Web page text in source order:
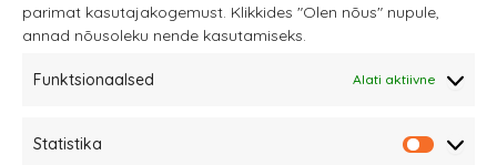
parimat kasutajakogemust. Klikkides "Olen nõus" nupule,
annad nõusoleku nende kasutamiseks.
Funktsionaalsed Alati aktiivne
Statistika